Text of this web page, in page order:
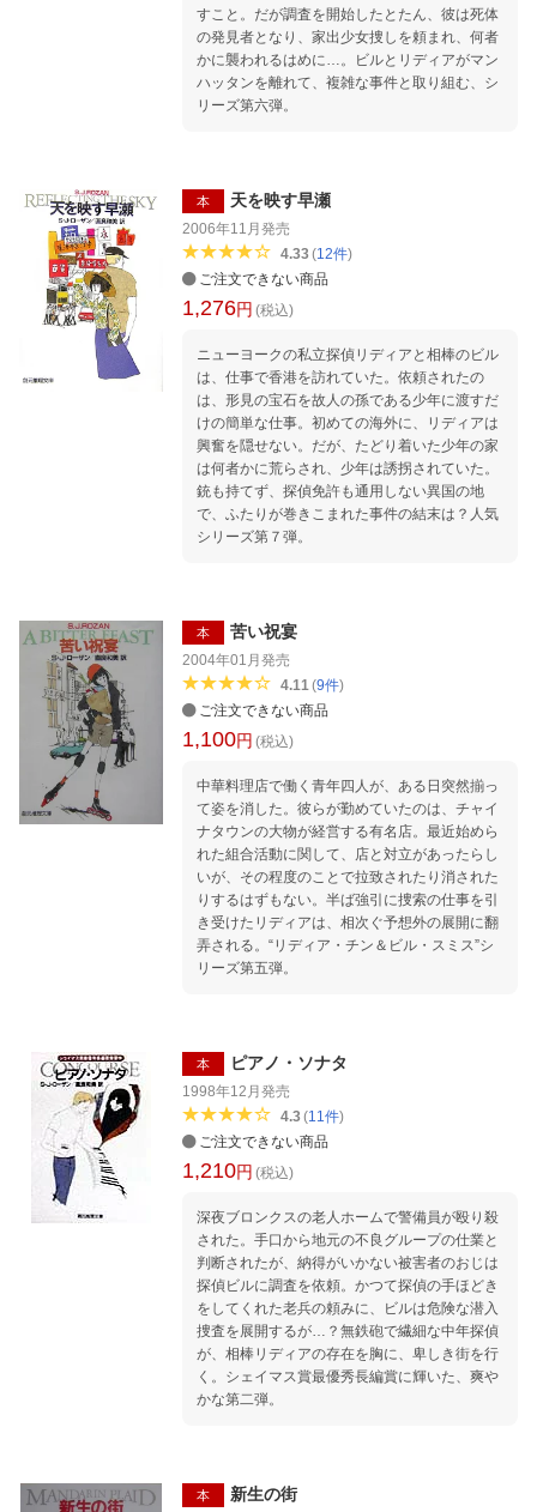
すこと。だが調査を開始したとたん、彼は死体
の発見者となり、家出少女捜しを頼まれ、何者
かに襲われるはめに…。ビルとリディアがマン
ハッタンを離れて、複雑な事件と取り組む、シ
リーズ第六弾。
本 天を映す早瀬
2006年11月発売
4.33(12件)
ご注文できない商品
1,276円 (税込)
ニューヨークの私立探偵リディアと相棒のビル
は、仕事で香港を訪れていた。依頼されたの
は、形見の宝石を故人の孫である少年に渡すだ
けの簡単な仕事。初めての海外に、リディアは
興奮を隠せない。だが、たどり着いた少年の家
は何者かに荒らされ、少年は誘拐されていた。
銃も持てず、探偵免許も通用しない異国の地
で、ふたりが巻きこまれた事件の結末は？人気
シリーズ第７弾。
本 苦い祝宴
2004年01月発売
4.11 (9件)
ご注文できない商品
1,100円 (税込)
中華料理店で働く青年四人が、ある日突然揃っ
て姿を消した。彼らが勤めていたのは、チャイ
ナタウンの大物が経営する有名店。最近始めら
れた組合活動に関して、店と対立があったらし
いが、その程度のことで拉致されたり消された
りするはずもない。半ば強引に捜索の仕事を引
き受けたリディアは、相次ぐ予想外の展開に翻
弄される。“リディア・チン＆ビル・スミス”シ
リーズ第五弾。
本 ピアノ・ソナタ
1998年12月発売
4.3(11 件)
ご注文できない商品
1,210円 (税込)
深夜ブロンクスの老人ホームで警備員が殴り殺
された。手口から地元の不良グループの仕業と
判断されたが、納得がいかない被害者のおじは
探偵ビルに調査を依頼。かつて探偵の手ほどき
をしてくれた老兵の頼みに、ビルは危険な潜入
捜査を展開するが…？無鉄砲で繊細な中年探偵
が、相棒リディアの存在を胸に、卑しき街を行
く。シェイマス賞最優秀長編賞に輝いた、爽や
かな第二弾。
本 新生の街